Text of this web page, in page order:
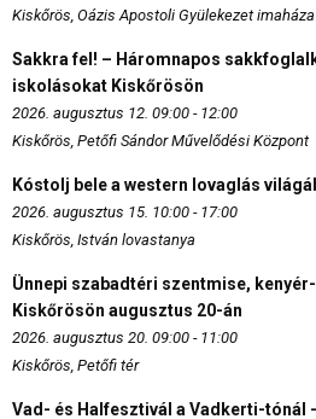
Kiskőrös, Oázis Apostoli Gyülekezet
Sakkra fel! – Háromnapos
iskolásokat Kiskőrösön
2026. augusztus 12. 09:00 - 12:00
Kiskőrös, Petőfi Sándor Művelődési Központ
Kóstolj bele a western lovaglás
2026. augusztus 15. 10:00 - 17:00
Kiskőrös, István lovastanya
Ünnepi szabadtéri szentmise,
Kiskőrösön augusztus 20-án
2026. augusztus 20. 09:00 - 11:00
Kiskőrös, Petőfi tér
Vad- és Halfesztivál a Vadkerti-tónál